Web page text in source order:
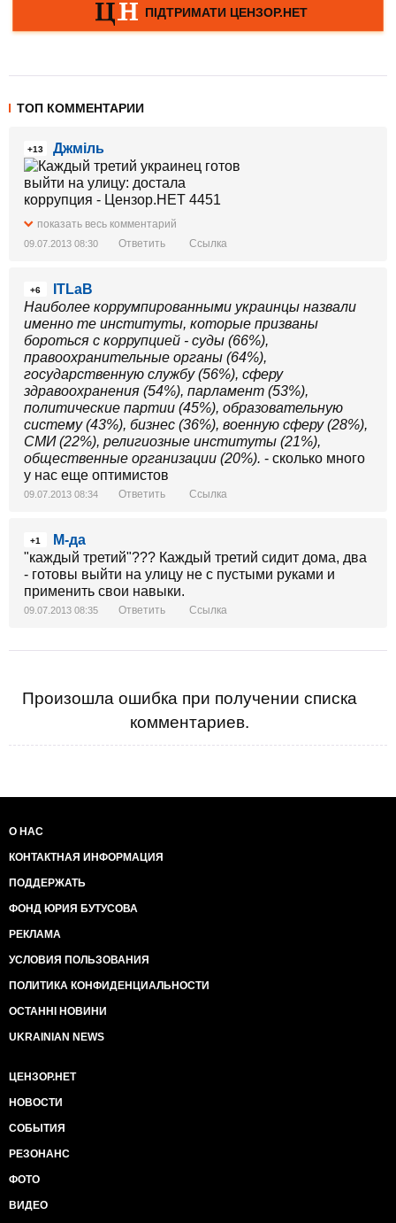
ТОП КОММЕНТАРИИ
+13 Джміль
показать весь комментарий
09.07.2013 08:30 Ответить Ссылка
+6
ITLaB
Наиболее коррумпированными украинцы назвали
именно те институты, которые призваны
бороться с коррупцией - суды (66%),
правоохранительные органы (64%),
государственную службу (56%), сферу
здравоохранения (54%), парламент (53%),
политические партии (45%), образовательную
систему (43%), бизнес (36%), военную сферу (28%),
СМИ (22%), религиозные институты (21%),
общественные организации (20%). - сколько много
у нас еще оптимистов
09.07.2013 08:34 Ответить Ссылка
+1
М-да
"каждый третий"??? Каждый третий сидит дома, два
- готовы выйти на улицу не с пустыми руками и
применить свои навыки.
09.07.2013 08:35 Ответить Ссылка
Произошла ошибка при получении списка
комментариев.
О НАС
КОНТАКТНАЯ ИНФОРМАЦИЯ
ПОДДЕРЖАТЬ
ФОНД ЮРИЯ БУТУСОВА
РЕКЛАМА
УСЛОВИЯ ПОЛЬЗОВАНИЯ
ПОЛИТИКА КОНФИДЕНЦИАЛЬНОСТИ
ОСТАННІ НОВИНИ
UKRAINIAN NEWS
ЦЕНЗОР.НЕТ
НОВОСТИ
СОБЫТИЯ
РЕЗОНАНС
ФОТО
ВИДЕО